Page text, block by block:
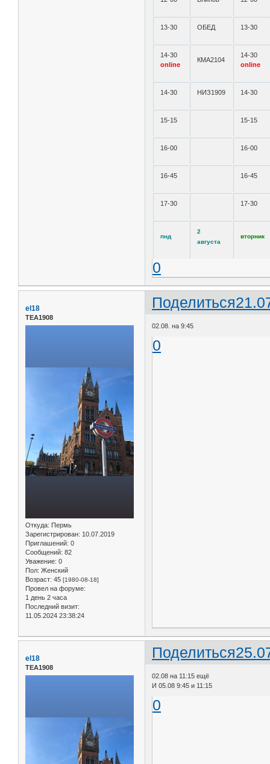
13-30 ОБЕД 13-30
14-30
online
КМА2104
14-30
online
14-30 НИЗ1909 14-30
15-15 15-15
16-00 16-00
16-45 16-45
17-30 17-30
пнд
2
августа
вторник
0
Поделиться
el18
ТЕА1908
Откуда: Пермь
Зарегистрирован: 10.07.2019
Приглашений: 0
Сообщений: 82
Уважение: 0
Пол: Женский
Возраст: 45 [1980-08-18]
Провел на форуме:
1 день 2 часа
Последний визит:
11.05.2024 23:38:24
02.08. на 9:45
0
Поделиться
el18
ТЕА1908
02.08 на 11:15 ещё
И 05.08 9:45 и 11:15
0